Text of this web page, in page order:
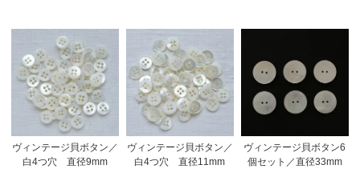
ヴィンテージ貝ボタン／
白4つ穴 直径9mm
ヴィンテージ貝ボタン／
白4つ穴 直径11mm
ヴィンテージ貝ボタン6
個セット／直径33mm